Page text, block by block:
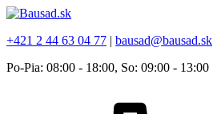
+421 2 44 63 04 77 | bausad@bausad.sk
Po-Pia: 08:00 - 18:00, So: 09:00 - 13:00